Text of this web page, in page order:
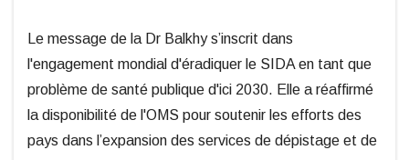
Le message de la Dr Balkhy s’inscrit dans
l'engagement mondial d'éradiquer le SIDA en tant que
problème de santé publique d'ici 2030. Elle a réaffirmé
la disponibilité de l'OMS pour soutenir les efforts des
pays dans l’expansion des services de dépistage et de